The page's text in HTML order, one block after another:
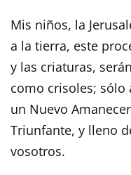
Mis niños, la
a la tierra, este
y las criaturas,
como crisoles; sólo
un Nuevo
Triunfante, y lleno
vosotros.